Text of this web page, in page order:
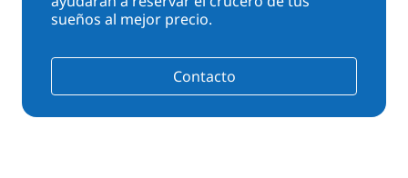
sueños al mejor precio.
Contacto